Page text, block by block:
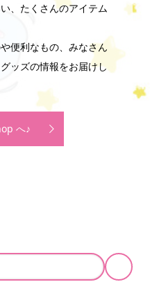
、たくさんのアイテム
便利なもの、みなさん
ッズの情報をお届けし
へ♪